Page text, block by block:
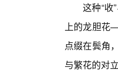
这种“收
上的龙胆花
点缀在鬓角
与繁花的对